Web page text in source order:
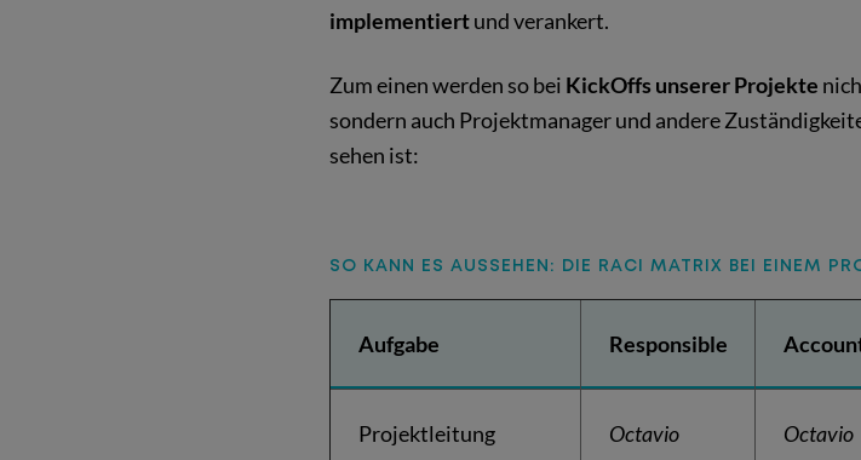
implementiertund verankert.
Zum einen werden so bei KickOffs unserer Projekte
sondern auch Projektmanager und andere
sehen ist:
SO KANN ES AUSSEHEN: DIE RACI MATRIX BEI EINEM
Aufgabe Responsible
Projektleitung Octavio Octavio